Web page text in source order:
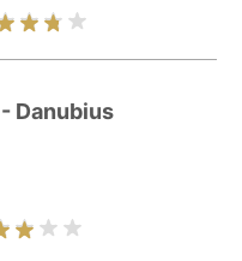
Danubius